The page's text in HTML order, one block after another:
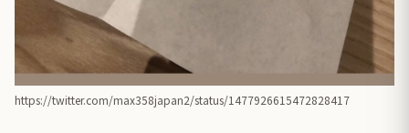
https://twitter.com/max358japan2/status/1477926615472828417